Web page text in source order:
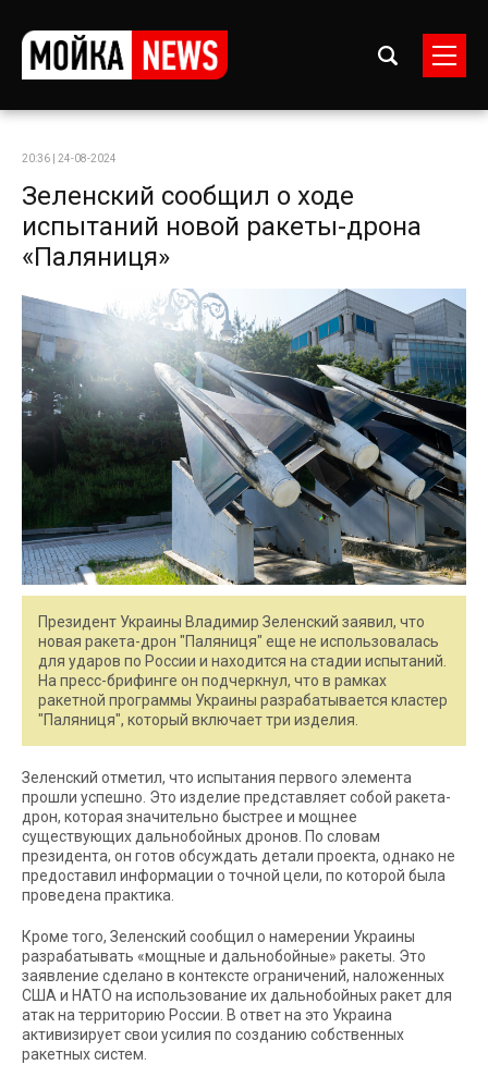
20:36 | 24-08-2024
Зеленский сообщил о ходе
испытаний новой ракеты-дрона
«Паляниця»
Президент Украины Владимир Зеленский заявил, что
новая ракета-дрон "Паляниця" еще не использовалась
для ударов по России и находится на стадии испытаний.
На пресс-брифинге он подчеркнул, что в рамках
ракетной программы Украины разрабатывается кластер
"Паляниця", который включает три изделия.
Зеленский отметил, что испытания первого элемента
прошли успешно. Это изделие представляет собой ракета-
дрон, которая значительно быстрее и мощнее
существующих дальнобойных дронов. По словам
президента, он готов обсуждать детали проекта, однако не
предоставил информации о точной цели, по которой была
проведена практика.
Кроме того, Зеленский сообщил о намерении Украины
разрабатывать «мощные и дальнобойные» ракеты. Это
заявление сделано в контексте ограничений, наложенных
США и НАТО на использование их дальнобойных ракет для
атак на территорию России. В ответ на это Украина
активизирует свои усилия по созданию собственных
ракетных систем.